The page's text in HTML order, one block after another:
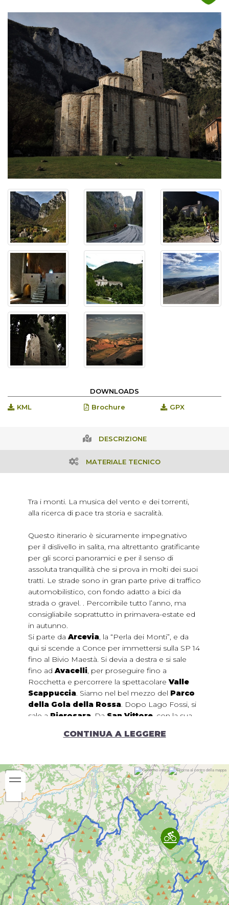
DOWNLOADS
KML
Brochure GPX
DESCRIZIONE
MATERIALE TECNICO
Tra i monti. La musica del vento e dei torrenti,
alla ricerca di pace tra storia e sacralità.
Questo itinerario è sicuramente impegnativo
per il dislivello in salita, ma altrettanto gratificante
per gli scorci panoramici e per il senso di
assoluta tranquillità che si prova in molti dei suoi
tratti. Le strade sono in gran parte prive di traffico
automobilistico, con fondo adatto a bici da
strada o gravel. . Percorribile tutto l’anno, ma
consigliabile soprattutto in primavera-estate ed
in autunno.
Si parte da Arcevia, la “Perla dei Monti”, e da
qui si scende a Conce per immettersi sulla SP 14
fino al Bivio Maestà. Si devia a destra e si sale
fino ad Avacelli, per proseguire fino a
Rocchetta e percorrere la spettacolare Valle
Scappuccia. Siamo nel bel mezzo del Parco
della Gola della Rossa. Dopo Lago Fossi, si
sale a Pierosara . Da San Vittore , con la sua
Frasassi, tra gli alti dirupi che sono a custodia
valico panoramico fino a Nebbiano. Con una
breve deviazione si può arrivare aFabrianoper
la visita del Museo della Carta e della Filigrana.
Una stretta strada fra i campi ci porta a
Sassoferrato, l’antica “Sentinum”, con il suo
Parco Archeologico. Si prende quindi per
Scheggia, deviando subito a sinistra per Bastia,
traMonte Cucco e Monte Strega . Da
Perticano e Pascelupo si giunge adIsola
Fossarae deviando a destra si sale all’Abbazia
di Sitria, luogo rilevante per la antica presenza
dei templari. Scendendo dal valico verso Serra
CONTINUA A LEGGERE